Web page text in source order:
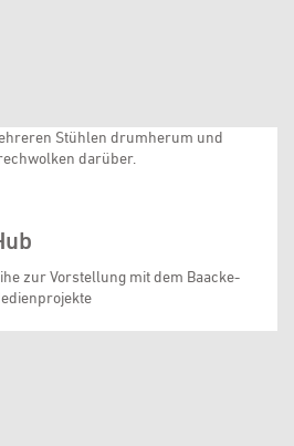
zur Vorstellung mit dem Baacke-